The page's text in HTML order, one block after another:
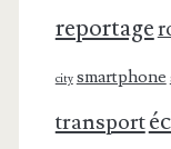
reportage
city smartphone
transport